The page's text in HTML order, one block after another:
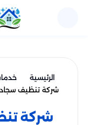
الرئيسية
شركة تنظيف
شركة